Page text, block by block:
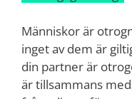
Människor är
inget av dem är
din partner är
är tillsammans